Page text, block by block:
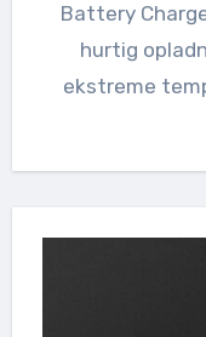
Battery
hurtig
ekstreme